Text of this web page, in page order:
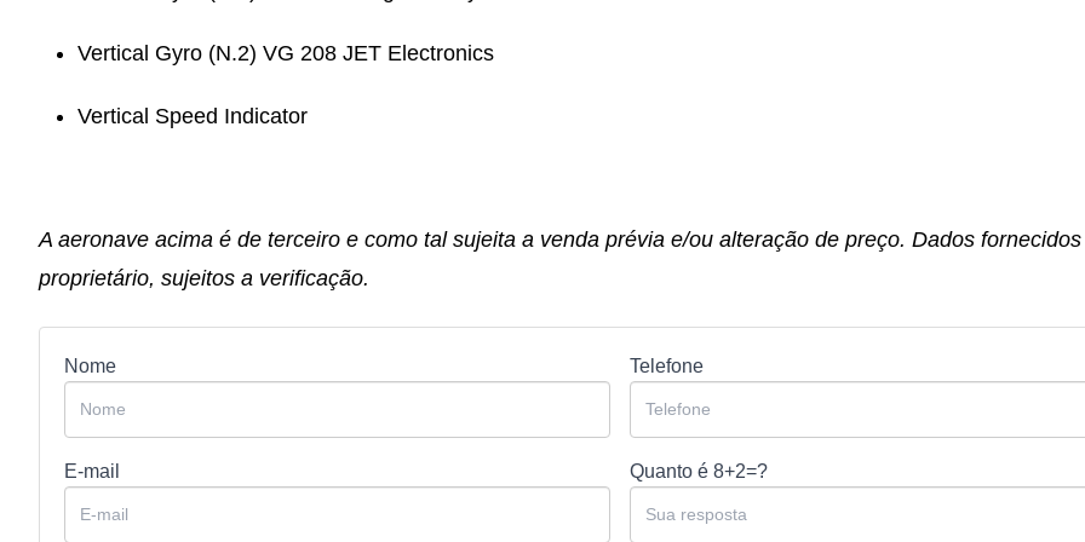
Vertical Gyro (N.2) VG 208 JET Electronics
Vertical Speed Indicator
A aeronave acima é de terceiro e como tal sujeita a venda prévia e/ou alteração de preço. Dados
proprietário, sujeitos a verificação.
Nome Telefone
E-mail Quanto é 8+2=?